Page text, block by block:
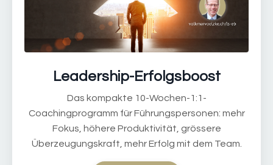
Leadership-Erfolgsboost
Das kompakte 10-Wochen-1:1-
Coachingprogramm für Führungspersonen: mehr
Fokus, höhere Produktivität, grössere
Überzeugungskraft, mehr Erfolg mit dem Team.